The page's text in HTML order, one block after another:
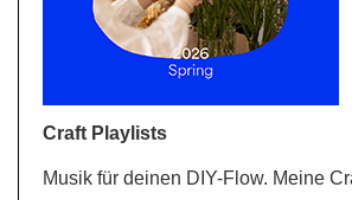
Craft Playlists
Musik für deinen DIY-Flow. Meine